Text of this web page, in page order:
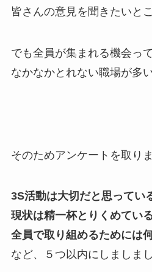
皆さんの意見を聞きたいと
でも全員が集まれる機会って
なかなかとれない職場が多
そのためアンケートを取り
3S活動は大切だと思ってい
現状は精一杯とりくめてい
全員で取り組めるためには
など、５つ以内にしましま